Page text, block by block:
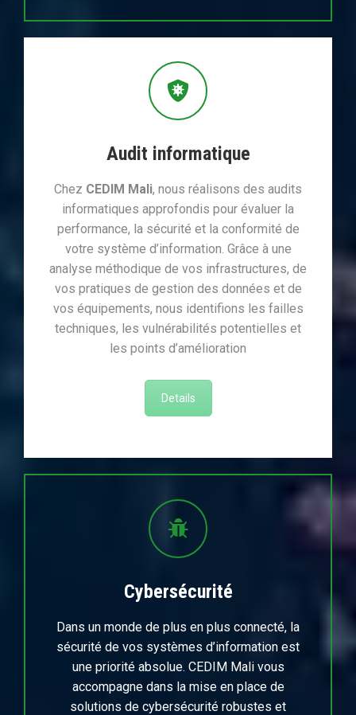
Audit informatique
Chez CEDIM Mali, nous réalisons des audits
informatiques approfondis pour évaluer la
performance, la sécurité et la conformité de
votre système d’information. Grâce à une
analyse méthodique de vos infrastructures, de
vos pratiques de gestion des données et de
vos équipements, nous identifions les failles
techniques, les vulnérabilités potentielles et
les points d’amélioration
Details
Cybersécurité
Dans un monde de plus en plus connecté, la
sécurité de vos systèmes d’information est
une priorité absolue. CEDIM Mali vous
accompagne dans la mise en place de
solutions de cybersécurité robustes et